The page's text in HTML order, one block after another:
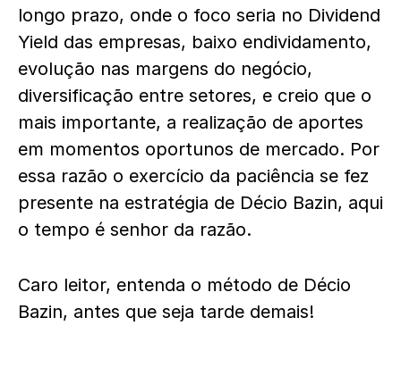
longo prazo, onde o foco seria no Dividend
Yield das empresas, baixo endividamento,
evolução nas margens do negócio,
diversificação entre setores, e creio que o
mais importante, a realização de aportes
em momentos oportunos de mercado. Por
essa razão o exercício da paciência se fez
presente na estratégia de Décio Bazin, aqui
o tempo é senhor da razão.
Caro leitor, entenda o método de Décio
Bazin, antes que seja tarde demais!